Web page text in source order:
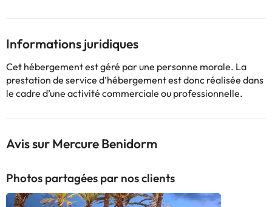
Informations juridiques
Cet hébergement est géré par une personne morale. La
prestation de service d’hébergement est donc réalisée dans
le cadre d’une activité commerciale ou professionnelle.
Avis sur Mercure Benidorm
Photos partagées par nos clients